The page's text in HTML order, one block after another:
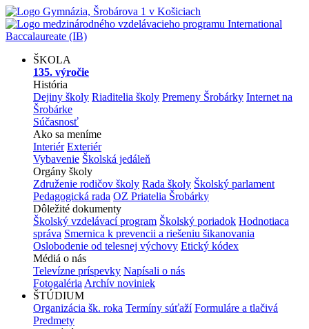
ŠKOLA
135. výročie
História
Dejiny školy Riaditelia školy Premeny Šrobárky Internet na
Šrobárke
Súčasnosť
Ako sa meníme
Interiér Exteriér
Vybavenie Školská jedáleň
Orgány školy
Združenie rodičov školy Rada školy Školský parlament
Pedagogická rada OZ Priatelia Šrobárky
Dôležité dokumenty
Školský vzdelávací program Školský poriadok Hodnotiaca
správa Smernica k prevencii a riešeniu šikanovania
Oslobodenie od telesnej výchovy Etický kódex
Médiá o nás
Televízne príspevky Napísali o nás
Fotogaléria Archív noviniek
ŠTÚDIUM
Organizácia šk. roka Termíny súťaží Formuláre a tlačivá
Predmety